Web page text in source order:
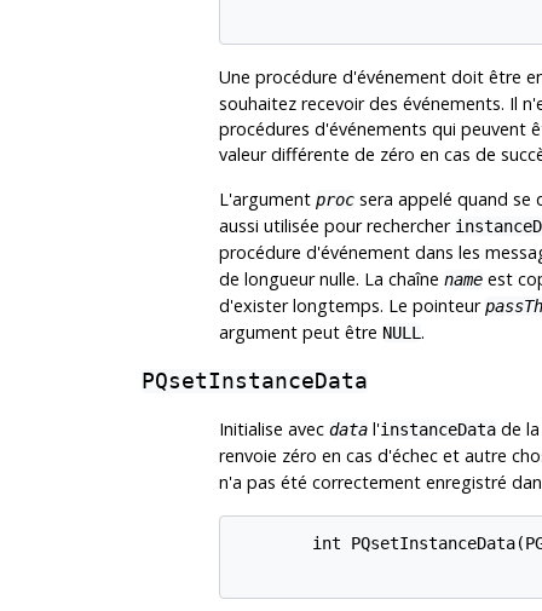
Une procédure d'événement doit être
souhaitez recevoir des événements. Il
procédures d'événements qui peuvent
valeur différente de zéro en cas de
L'argument procsera appelé quand se
aussi utilisée pour rechercher
procédure d'événement dans les
de longueur nulle. La chaîne nameest
d'exister longtemps. Le pointeur
argument peut être NULL .
PQsetInstanceData
Initialise avec datal'instanceDatade
renvoie zéro en cas d'échec et autre
n'a pas été correctement enregistré
int